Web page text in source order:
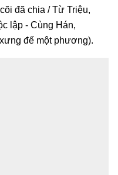
đã chia / Từ Triệu,
lập - Cùng Hán,
đế một phương).